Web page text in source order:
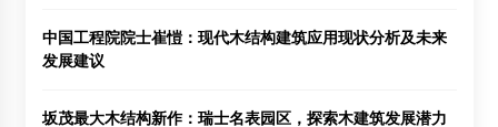
中国工程院院士崔愷：现代木结构建筑应用现状分析及未来
发展建议
坂茂最大木结构新作：瑞士名表园区，探索木建筑发展潜力